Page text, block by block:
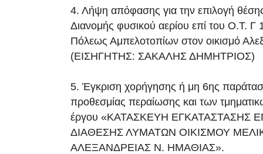
4. Λήψη απόφασης για την επιλογή
Διανομής φυσικού αερίου επί του Ο.Τ. Γ
Πόλεως Αμπελοτοπίων στον οικισμό
(ΕΙΣΗΓΗΤΗΣ: ΣΑΚΑΛΗΣ ΔΗΜΗΤΡΙΟΣ)
5. Έγκριση χορήγησης ή μη 6ης
προθεσμίας περαίωσης και των
έργου «ΚΑΤΑΣΚΕΥΗ ΕΓΚΑΤΑΣΤΑΣΗΣ
ΔΙΑΘΕΣΗΣ ΛΥΜΑΤΩΝ ΟΙΚΙΣΜΟΥ
ΑΛΕΞΑΝΔΡΕΙΑΣ Ν. ΗΜΑΘΙΑΣ».